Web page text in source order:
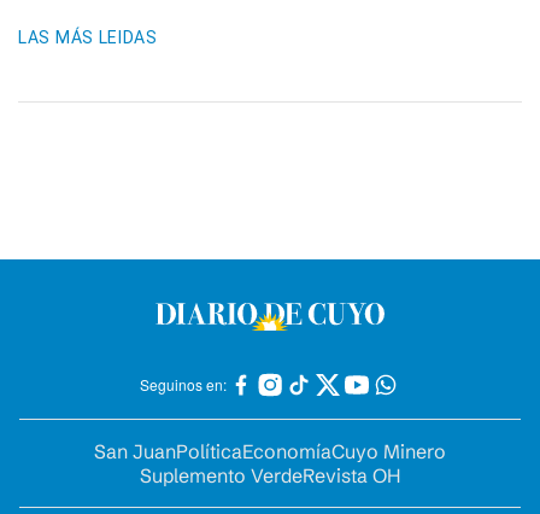
LAS MÁS LEIDAS
Seguinos en:
San JuanPolíticaEconomíaCuyo Minero
Suplemento VerdeRevista OH